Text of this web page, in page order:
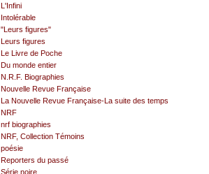
L'Infini
Intolérable
"Leurs figures"
Leurs figures
Le Livre de Poche
Du monde entier
N.R.F. Biographies
Nouvelle Revue Française
La Nouvelle Revue Française-La suite des temps
NRF
nrf biographies
NRF, Collection Témoins
poésie
Reporters du passé
Série noire